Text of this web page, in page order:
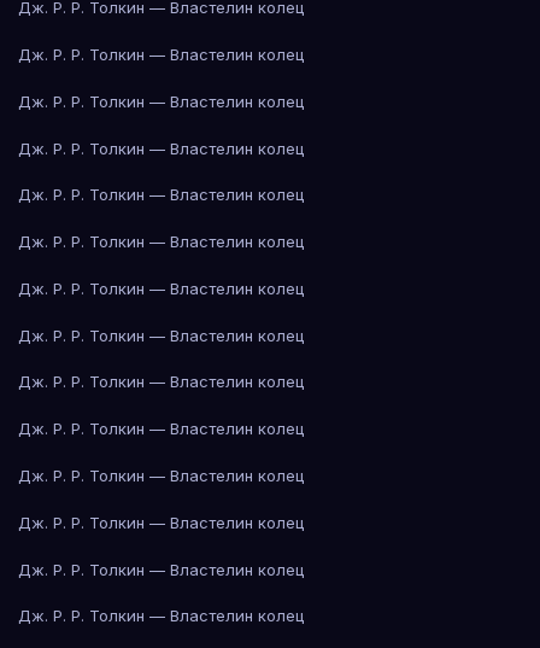
Дж. Р. Р. Толкин — Властелин колец
Дж. Р. Р. Толкин — Властелин колец
Дж. Р. Р. Толкин — Властелин колец
Дж. Р. Р. Толкин — Властелин колец
Дж. Р. Р. Толкин — Властелин колец
Дж. Р. Р. Толкин — Властелин колец
Дж. Р. Р. Толкин — Властелин колец
Дж. Р. Р. Толкин — Властелин колец
Дж. Р. Р. Толкин — Властелин колец
Дж. Р. Р. Толкин — Властелин колец
Дж. Р. Р. Толкин — Властелин колец
Дж. Р. Р. Толкин — Властелин колец
Дж. Р. Р. Толкин — Властелин колец
Дж. Р. Р. Толкин — Властелин колец